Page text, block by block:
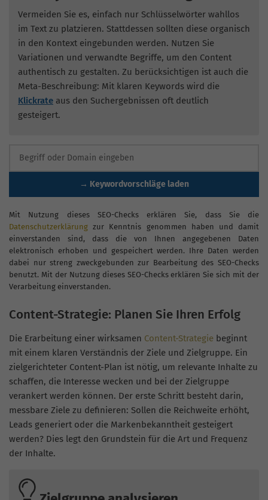
Vermeiden Sie es, einfach nur Schlüsselwörter wahllos
im Text zu platzieren. Stattdessen sollten diese organisch
in den Kontext eingebunden werden. Nutzen Sie
Variationen und verwandte Begriffe, um den Content
authentisch zu gestalten. Zu berücksichtigen ist auch die
Meta-Beschreibung: Mit klaren Keywords wird die
Klickrate aus den Suchergebnissen oft deutlich
gesteigert.
→ Keywordvorschläge laden
Mit Nutzung dieses SEO-Checks erklären Sie, dass Sie die
Datenschutzerklärung zur Kenntnis genommen haben und damit
einverstanden sind, dass die von Ihnen angegebenen Daten
elektronisch erhoben und gespeichert werden. Ihre Daten werden
dabei nur streng zweckgebunden zur Bearbeitung des SEO-Checks
benutzt. Mit der Nutzung dieses SEO-Checks erklären Sie sich mit der
Verarbeitung einverstanden.
Content-Strategie: Planen Sie Ihren Erfolg
Die Erarbeitung einer wirksamen Content-Strategie beginnt
mit einem klaren Verständnis der Ziele und Zielgruppe. Ein
zielgerichteter Content-Plan ist nötig, um relevante Inhalte zu
schaffen, die Interesse wecken und bei der Zielgruppe
verankert werden können. Der erste Schritt besteht darin,
messbare Ziele zu definieren: Sollen die Reichweite erhöht,
Leads generiert oder die Markenbekanntheit gesteigert
werden? Dies legt den Grundstein für die Art und Frequenz
der Inhalte.